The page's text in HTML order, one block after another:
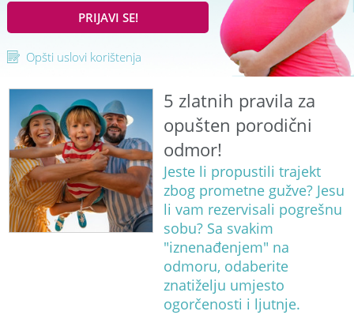
PRIJAVI SE!
Opšti uslovi korištenja
5 zlatnih pravila za
opušten porodični
odmor!
Jeste li propustili trajekt
zbog prometne gužve? Jesu
li vam rezervisali pogrešnu
sobu? Sa svakim
"iznenađenjem" na
odmoru, odaberite
znatiželju umjesto
ogorčenosti i ljutnje.